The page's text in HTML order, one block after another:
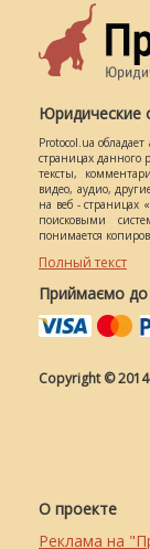
Юридические
Protocol.ua
страницах данного
тексты,
видео, аудио,
на веб - страницах
поисковыми
понимается
Полный текст
Приймаємо
Copyright ©
О проекте
Реклама на